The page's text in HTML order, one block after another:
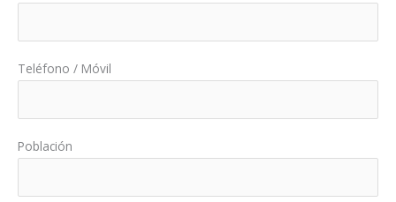
Teléfono / Móvil
Población